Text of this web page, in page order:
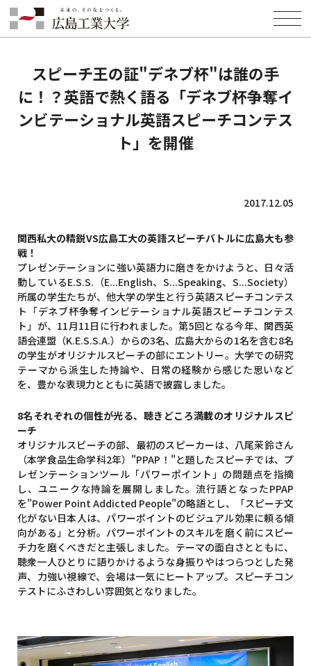
HOME INFORMATION
スピーチ王の証"デネブ杯"は誰の手に！？英語で熱く語る「デネブ杯争
奪インビテーショナル英語スピーチコンテスト」を開催
スピーチ王の証"デネブ杯"は誰の手
に！？英語で熱く語る「デネブ杯争奪イ
ンビテーショナル英語スピーチコンテス
ト」を開催
2017.12.05
関西私大の精鋭VS広島工大の英語スピーチバトルに広島大も参
戦！
プレゼンテーションに強い英語力に磨きをかけようと、日々活
動しているE.S.S.（E...English、S...Speaking、S...Society）
所属の学生たちが、他大学の学生と行う英語スピーチコンテス
ト「デネブ杯争奪インビテーショナル英語スピーチコンテス
ト」が、11月11日に行われました。第5回となる今年、関西英
語会連盟（K.E.S.S.A.）からの3名、広島大からの1名を含む8名
の学生がオリジナルスピーチの部にエントリー。大学での研究
テーマから派生した持論や、日常の経験から感じた思いなど
を、豊かな表現力とともに英語で披露しました。
8名それぞれの個性が光る、聴きどころ満載のオリジナルスピ
ーチ
オリジナルスピーチの部、最初のスピーカーは、八尾茉鈴さん
（本学食品生命学科2年）"PPAP！"と題したスピーチでは、プ
レゼンテーションツール「パワーポイント」の問題点を指摘
し、ユニークな持論を展開しました。流行語となったPPAP
を"Power Point Addicted People"の略語とし、「スピーチ文
化がない日本人は、パワーポイントのビジュアル効果に頼る傾
向がある」と分析。パワーポイントのスキルを磨く前にスピー
チ力を磨くべきだと主張しました。テーマの面白さとともに、
聴衆一人ひとりに語りかけるような身振りやはつらつとした発
声、力強い視線で、会場は一気にヒートアップ。スピーチコン
テストにふさわしい雰囲気となりました。